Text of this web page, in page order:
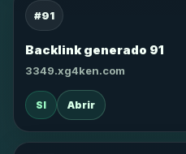
#91
Backlink generado 91
3349.xg4ken.com
SI Abrir